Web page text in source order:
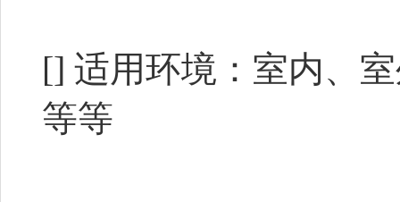
[] 适用环境：室内、
等等